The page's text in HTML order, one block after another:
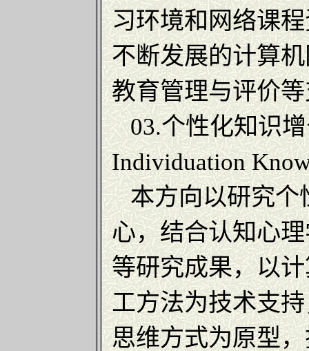
习环境和网络课
不断发展的计算
教育管理与评价
03.个性化知识增
Individuation
本方向以研究个
心，结合认知心
等研究成果，以
工方法为技术支
思维方式为原型